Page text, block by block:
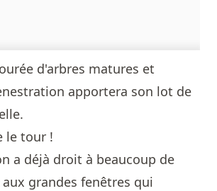
d'arbres matures et
apportera son lot de
le tour !
a déjà droit à beaucoup de
grandes fenêtres qui